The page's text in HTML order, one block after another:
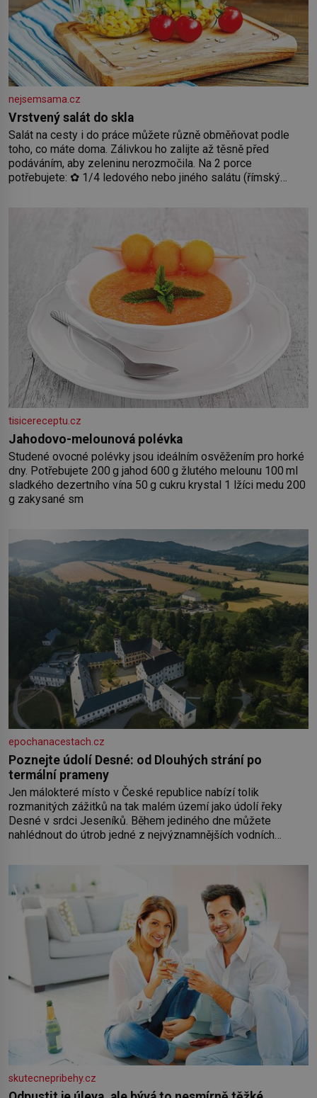
nejsemsama.cz
Vrstvený salát do skla
Salát na cesty i do práce můžete různě obměňovat podle
toho, co máte doma. Zálivkou ho zalijte až těsně před
podáváním, aby zeleninu nerozmočila. Na 2 porce
potřebujete: ✿ 1/4 ledového nebo jiného salátu (římský
2 rajčata Zálivka: ✿ 4 lžíce olivového oleje ✿ 1 lžíci citronové
tisicereceptu.cz
Jahodovo-melounová polévka
Studené ovocné polévky jsou ideálním osvěžením pro horké
dny. Potřebujete 200 g jahod 600 g žlutého melounu 100 ml
sladkého dezertního vína 50 g cukru krystal 1 lžíci medu 200
g zakysané sm
epochanacestach.cz
Poznejte údolí Desné: od Dlouhých strání po
termální prameny
Jen málokteré místo v České republice nabízí tolik
rozmanitých zážitků na tak malém území jako údolí řeky
Desné v srdci Jeseníků. Během jediného dne můžete
nahlédnout do útrob jedné z nejvýznamnějších vodních
koloběžce a den zakončit poznáváním památek ve Velkých
skutecnepribehy.cz